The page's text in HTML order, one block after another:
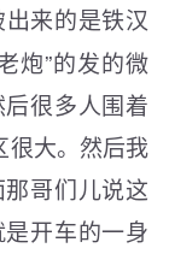
来的是铁汉
炮”的发的微
很多人围着
很大。然后我
哥们儿说这
开车的一身